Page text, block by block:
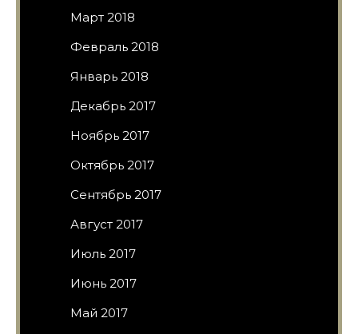
Март 2018
Февраль 2018
Январь 2018
Декабрь 2017
Ноябрь 2017
Октябрь 2017
Сентябрь 2017
Август 2017
Июль 2017
Июнь 2017
Май 2017